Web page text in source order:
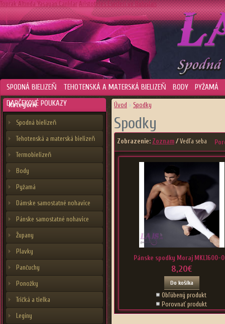
Toprak Altında Yaşayan Canlılar Aristoteles Eserleri ve Buluşları
SPODNÁ BIELIZEŇ TEHOTENSKÁ A MATERSKÁ BIELIZEŇ BODY
PYŽAMÁ
DARČEKOVÉ POUKAZY
Kategórie
Spodná bielizeň
Tehotenská a materská bielizeň
Termobielizeň
Body
Pyžamá
Dámske samostatné nohavice
Pánske samostatné nohavice
Župany
Plavky
Pančuchy
Ponožky
Tričká a tielka
Legíny
Úvod » Spodky
Spodky
Zobrazenie: Zoznam /Vedľa seba
Pánske spodky Moraj MKL1600-
8,20€
Do košíka
Obľúbený produkt
Porovnať produkt